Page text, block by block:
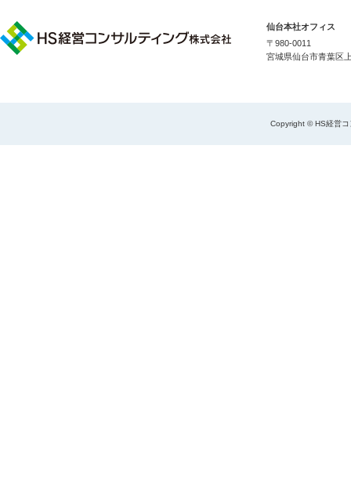
仙台本社オフィス
〒980-0011
宮城県仙台市青葉区
Copyright © HS経営